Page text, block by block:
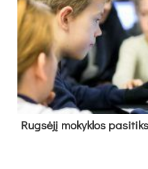
Rug­sė­jį mo­kyk­los